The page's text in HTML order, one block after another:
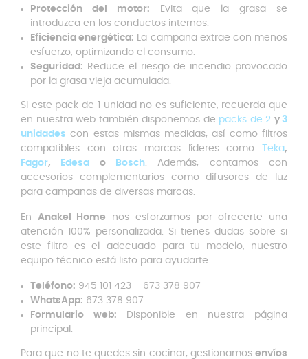
Protección del motor: Evita que la grasa se
introduzca en los conductos internos.
Eficiencia energética: La campana extrae con menos
esfuerzo, optimizando el consumo.
Seguridad: Reduce el riesgo de incendio provocado
por la grasa vieja acumulada.
Si este pack de 1 unidad no es suficiente, recuerda que
en nuestra web también disponemos de packs de 2 y 3
unidades con estas mismas medidas, así como filtros
compatibles con otras marcas líderes como
Teka,
Fagor, Edesa o Bosch. Además, contamos con
accesorios complementarios como difusores de luz
para campanas de diversas marcas.
En Anakel Home
nos esforzamos por ofrecerte una
atención 100% personalizada. Si tienes dudas sobre si
este filtro es el adecuado para tu modelo, nuestro
equipo técnico está listo para ayudarte:
Teléfono: 945 101 423 – 673 378 907
WhatsApp: 673 378 907
Formulario web: Disponible en nuestra página
principal.
Para que no te quedes sin cocinar, gestionamos envíos